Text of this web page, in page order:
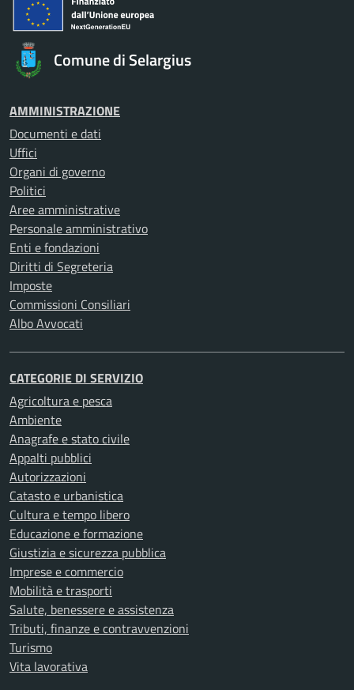
Comune di Selargius
AMMINISTRAZIONE
Documenti e dati
Uffici
Organi di governo
Politici
Aree amministrative
Personale amministrativo
Enti e fondazioni
Diritti di Segreteria
Imposte
Commissioni Consiliari
Albo Avvocati
CATEGORIE DI SERVIZIO
Agricoltura e pesca
Ambiente
Anagrafe e stato civile
Appalti pubblici
Autorizzazioni
Catasto e urbanistica
Cultura e tempo libero
Educazione e formazione
Giustizia e sicurezza pubblica
Imprese e commercio
Mobilità e trasporti
Salute, benessere e assistenza
Tributi, finanze e contravvenzioni
Turismo
Vita lavorativa